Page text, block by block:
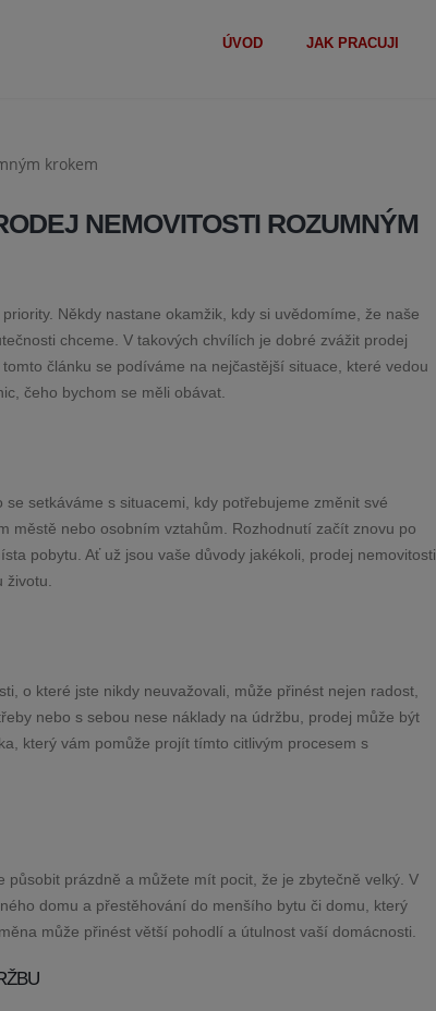
ÚVOD JAK PRACUJI
NEMOVITOSTI ROZUMNÝM
Někdy nastane okamžik, kdy si uvědomíme, že naše
chceme. V takových chvílích je dobré zvážit prodej
článku se podíváme na nejčastější situace, které vedou
čeho bychom se měli obávat.
setkáváme s situacemi, kdy potřebujeme změnit své
městě nebo osobním vztahům. Rozhodnutí začít znovu po
pobytu. Ať už jsou vaše důvody jakékoli, prodej nemovitosti
o které jste nikdy neuvažovali, může přinést nejen radost,
nebo s sebou nese náklady na údržbu, prodej může být
který vám pomůže projít tímto citlivým procesem s
prázdně a můžete mít pocit, že je zbytečně velký. V
domu a přestěhování do menšího bytu či domu, který
může přinést větší pohodlí a útulnost vaší domácnosti.